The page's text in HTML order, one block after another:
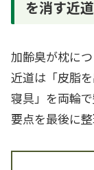
を消す近道
加齢臭が枕に
近道は「皮脂
寝具」を両輪
要点を最後に整